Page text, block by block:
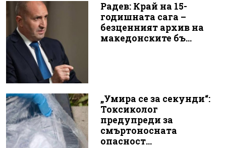
Радев: Край на 15-
годишната сага –
безценният архив на
македонските бъ...
„Умира се за секунди“:
Токсиколог
предупреди за
смъртоносната
опасност...